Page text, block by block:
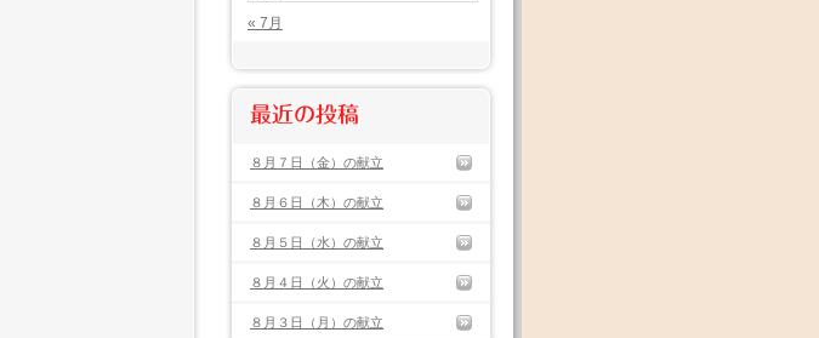
« 7月
最近の投稿
８月７日（金）の献立
８月６日（木）の献立
８月５日（水）の献立
８月４日（火）の献立
８月３日（月）の献立